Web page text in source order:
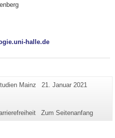
halle.de
Zusätzliche
dieser
Mainz
Letzte
21. Januar 2021
Zum Seitenanfang